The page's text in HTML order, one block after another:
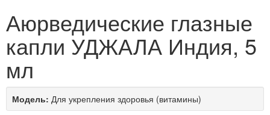
Аюрведические глазные
капли УДЖАЛА Индия, 5
мл
Модель: Для укрепления здоровья (витамины)